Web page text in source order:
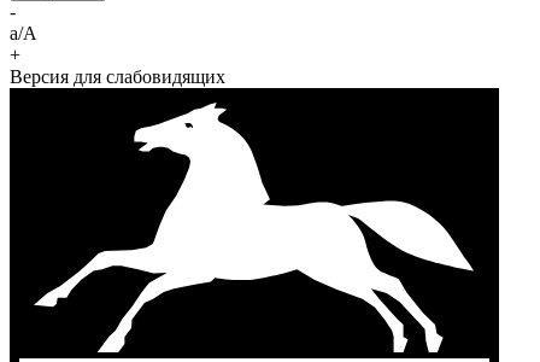
-
a/A
+
Версия для слабовидящих